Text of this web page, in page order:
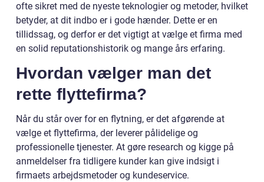
ofte sikret med de nyeste teknologier og metoder, hvilket
betyder, at dit indbo er i gode hænder. Dette er en
tillidssag, og derfor er det vigtigt at vælge et firma med
en solid reputationshistorik og mange års erfaring.
Hvordan vælger man det
rette flyttefirma?
Når du står over for en flytning, er det afgørende at
vælge et flyttefirma, der leverer pålidelige og
professionelle tjenester. At gøre research og kigge på
anmeldelser fra tidligere kunder kan give indsigt i
firmaets arbejdsmetoder og kundeservice.